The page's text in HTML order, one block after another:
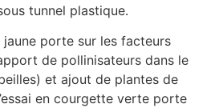
tunnel plastique.
jaune porte sur les facteurs
de pollinisateurs dans le
et ajout de plantes de
en courgette verte porte